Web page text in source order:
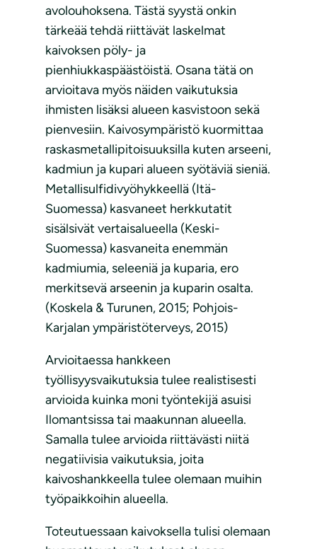
avolouhoksena. Tästä syystä onkin
tärkeää tehdä riittävät laskelmat
kaivoksen pöly- ja
pienhiukkaspäästöistä. Osana tätä on
arvioitava myös näiden vaikutuksia
ihmisten lisäksi alueen kasvistoon sekä
pienvesiin. Kaivosympäristö kuormittaa
raskasmetallipitoisuuksilla kuten arseeni,
kadmiun ja kupari alueen syötäviä sieniä.
Metallisulfidivyöhykkeellä (Itä-
Suomessa) kasvaneet herkkutatit
sisälsivät vertaisalueella (Keski-
Suomessa) kasvaneita enemmän
kadmiumia, seleeniä ja kuparia, ero
merkitsevä arseenin ja kuparin osalta.
(Koskela & Turunen, 2015; Pohjois-
Karjalan ympäristöterveys, 2015)
Arvioitaessa hankkeen
työllisyysvaikutuksia tulee realistisesti
arvioida kuinka moni työntekijä asuisi
Ilomantsissa tai maakunnan alueella.
Samalla tulee arvioida riittävästi niitä
negatiivisia vaikutuksia, joita
kaivoshankkeella tulee olemaan muihin
työpaikkoihin alueella.
Toteutuessaan kaivoksella tulisi olemaan